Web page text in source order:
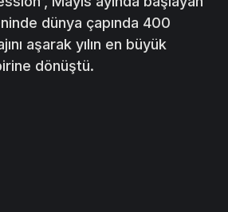
dünya çapında 400
aşarak yılın en büyük
dönüştü.